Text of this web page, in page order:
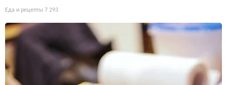
Еда и рецепты 7 293